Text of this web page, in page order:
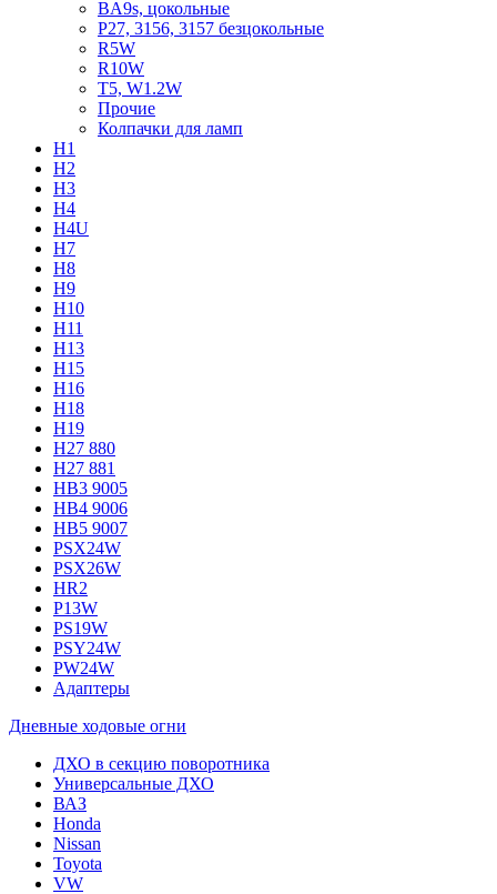
BA9s, цокольные
P27, 3156, 3157 безцокольные
R5W
R10W
T5, W1.2W
Прочие
Колпачки для ламп
H1
H2
H3
H4
H4U
H7
H8
H9
H10
H11
H13
H15
H16
H18
H19
H27 880
H27 881
HB3 9005
HB4 9006
HB5 9007
PSX24W
PSX26W
HR2
P13W
PS19W
PSY24W
PW24W
Адаптеры
Дневные ходовые огни
ДХО в секцию поворотника
Универсальные ДХО
ВАЗ
Honda
Nissan
Toyota
VW